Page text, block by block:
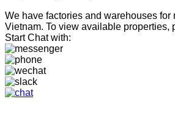
We have factories and warehouses for
Vietnam. To view available properties,
Start Chat with: